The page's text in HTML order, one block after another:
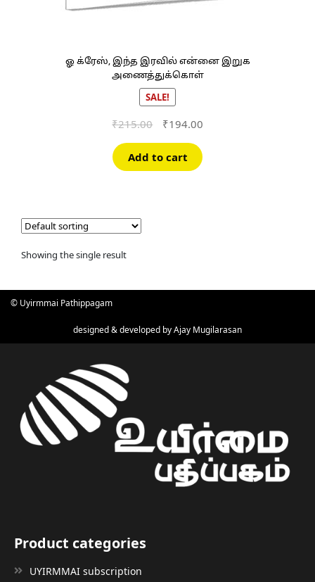
ஓ க்ரேஸ், இந்த இரவில் என்னை இறுக
அணைத்துக்கொள்
SALE!
₹215.00
Original
was:
₹215.00.
₹194.00Current
is:
Add to cart
Showing the single result
© Uyirmmai Pathippagam
designed & developed byAjay Mugilarasan
Product categories
UYIRMMAI subscription